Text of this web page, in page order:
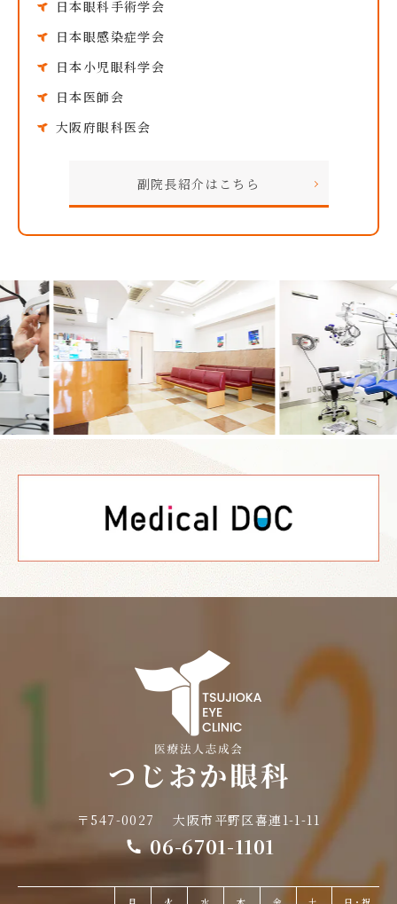
日本眼科手術学会
日本眼感染症学会
日本小児眼科学会
日本医師会
大阪府眼科医会
副院長紹介はこちら
Previous Next
〒547-0027大阪市平野区喜連1-1-11
06-6701-1101